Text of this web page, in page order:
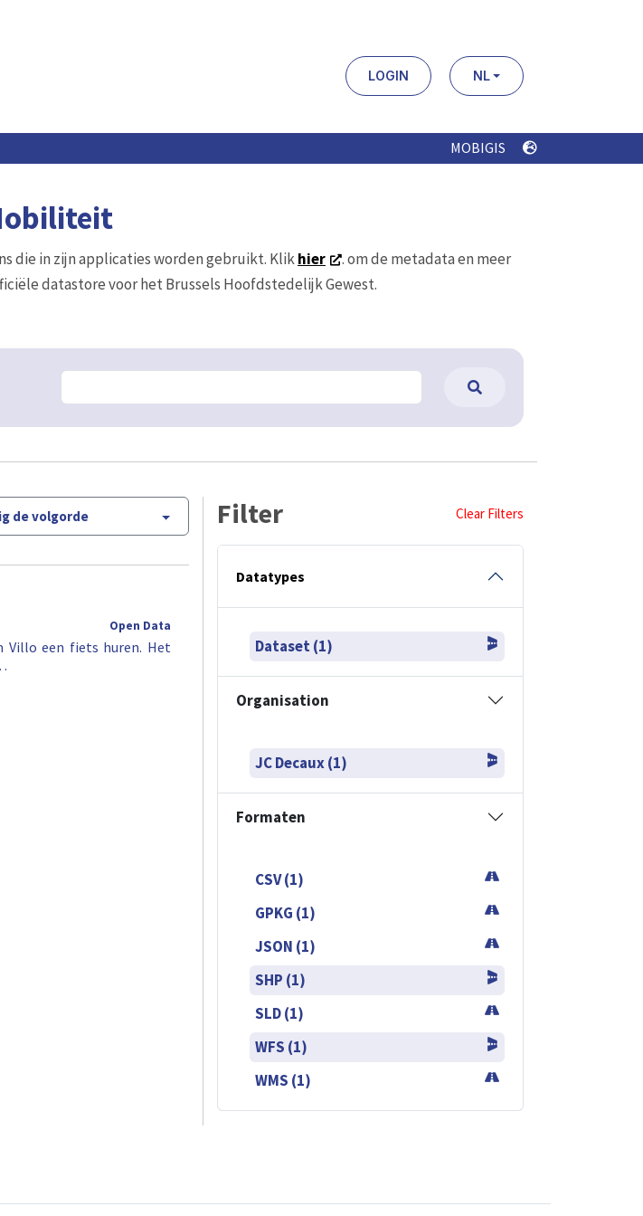
LOGIN NL
MOBIGIS
die in zijn applicaties worden gebruikt. Klikhier
. om de metadata en meer
datastore voor het Brussels Hoofdstedelijk Gewest.
de volgorde
Open Data
Villo een fiets huren. Het
Filter Clear Filters
Datatypes
Dataset (1)
Organisation
JC Decaux (1)
Formaten
CSV (1)
GPKG (1)
JSON (1)
SHP (1)
SLD (1)
WFS (1)
WMS (1)